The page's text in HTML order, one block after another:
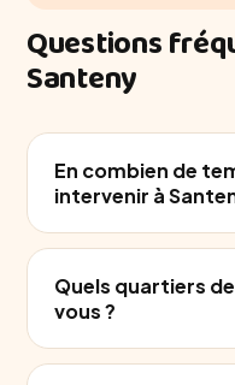
Questions
Santeny
En combien de
intervenir à
Quels quartiers
vous ?